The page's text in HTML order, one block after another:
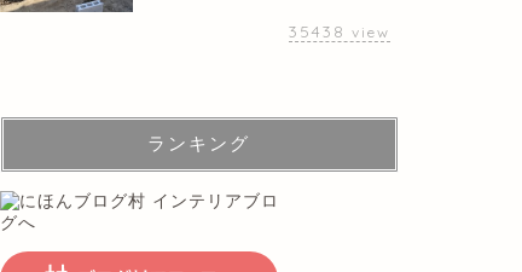
35438 view
ランキング